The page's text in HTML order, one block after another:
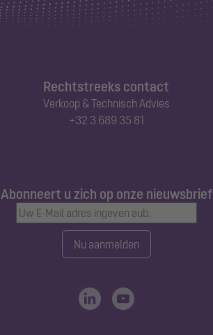
Rechtstreeks contact
Verkoop & Technisch Advies
+32 3 689 35 81
Abonneert u zich op onze nieuwsbrief
Nu aanmelden